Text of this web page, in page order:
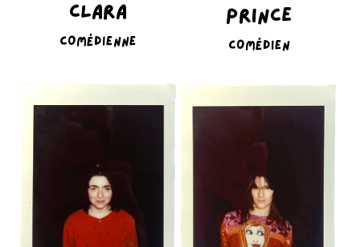
CLARA
COMÉDIENNE
PRINCE
COMÉDIEN